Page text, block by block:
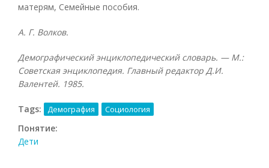
матерям, Семейные пособия.
А. Г. Волков.
Демографический энциклопедический словарь. — М.:
Советская энциклопедия. Главный редактор Д.И.
Валентей. 1985.
Tags: Демография Социология
Понятие:
Дети